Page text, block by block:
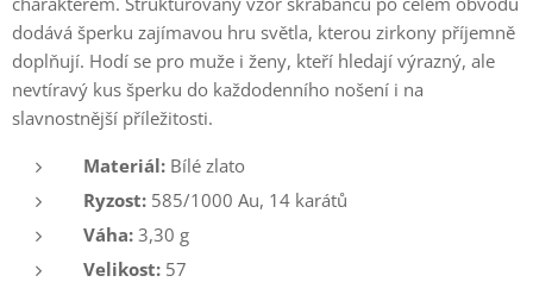
dodává šperku zajímavou hru světla, kterou zirkony příjemně
doplňují. Hodí se pro muže i ženy, kteří hledají výrazný, ale
nevtíravý kus šperku do každodenního nošení i na
slavnostnější příležitosti.
Materiál: Bílé zlato
Ryzost: 585/1000 Au, 14 karátů
Váha: 3,30 g
Velikost: 57